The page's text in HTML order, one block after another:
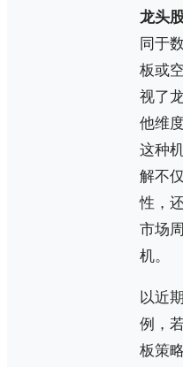
龙头
同于
板或
视了
他维
这种
解不
性，
市场
机。
以近
例，
板策